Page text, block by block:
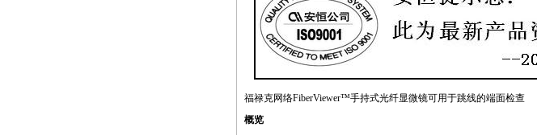
福禄克网络FiberViewer™手持式光纤显微镜可用于跳线的端面检查
概览